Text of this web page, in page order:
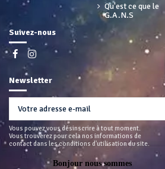
Qu'est ce que le
G.A.N.S
Suivez-nous
Newsletter
Vous pouvez vous désinscrire à tout moment.
Vous trouverez pour cela nos informations de
contact dans les conditions d'utilisation du site.
Bonjour nous sommes